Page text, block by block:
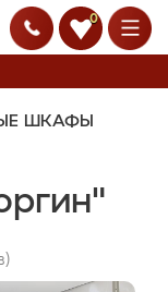
0
ШКАФЫ